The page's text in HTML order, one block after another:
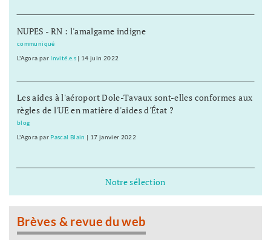
NUPES - RN : l'amalgame indigne
communiqué
L'Agora par Invité.e.s| 14 juin 2022
Les aides à l'aéroport Dole-Tavaux sont-elles conformes aux
règles de l'UE en matière d'aides d'État ?
blog
L'Agora par Pascal Blain | 17 janvier 2022
Notre sélection
Brèves & revue du web